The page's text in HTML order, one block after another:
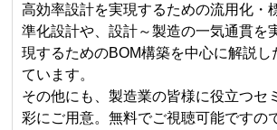
高効率設計を実現するための流用化・
準化設計や、設計～製造の一気通貫を
現するためのBOM構築を中心に解説し
ています。
その他にも、製造業の皆様に役立つセ
彩にご用意。無料でご視聴可能ですの